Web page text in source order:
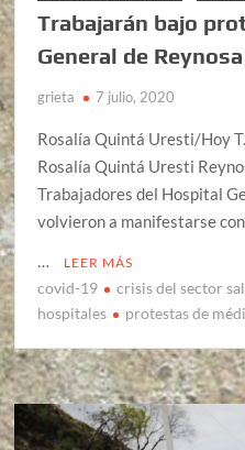
Trabajarán bajo
General de
grieta 7 julio, 2020
Rosalía Quintá Uresti/Hoy
Rosalía Quintá Uresti
Trabajadores del Hospital
volvieron a manifestarse
…
LEER MÁS
covid-19 crisis del sector
hospitales
protestas de